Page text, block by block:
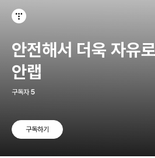
안전해서 더욱 자유
안랩
구독자 5
구독하기